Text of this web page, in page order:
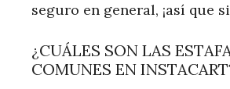
seguro en general, ¡así que
¿CUÁLES SON LAS
COMUNES EN